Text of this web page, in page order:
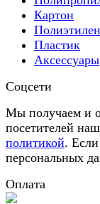
Картон
Полиэтилен
Пластик
Аксессуары
Соцсети
Мы получаем и
посетителей
политикой. Если
персональных
Оплата